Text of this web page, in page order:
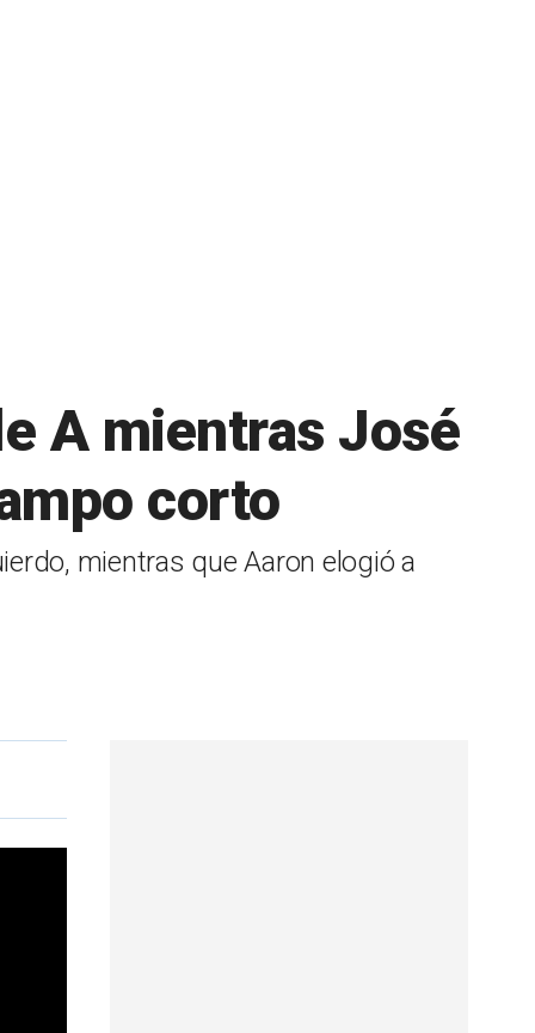
A mientras José
corto
mientras que Aaron elogió a